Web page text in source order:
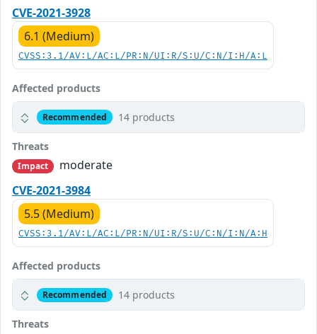
CVE-2021-3928
6.1 (Medium)
CVSS:3.1/AV:L/AC:L/PR:N/UI:R/S:U/C:N/I:H/A:L
Affected products
Recommended 14 products
Threats
Impact
moderate
CVE-2021-3984
5.5 (Medium)
CVSS:3.1/AV:L/AC:L/PR:N/UI:R/S:U/C:N/I:N/A:H
Affected products
Recommended 14 products
Threats